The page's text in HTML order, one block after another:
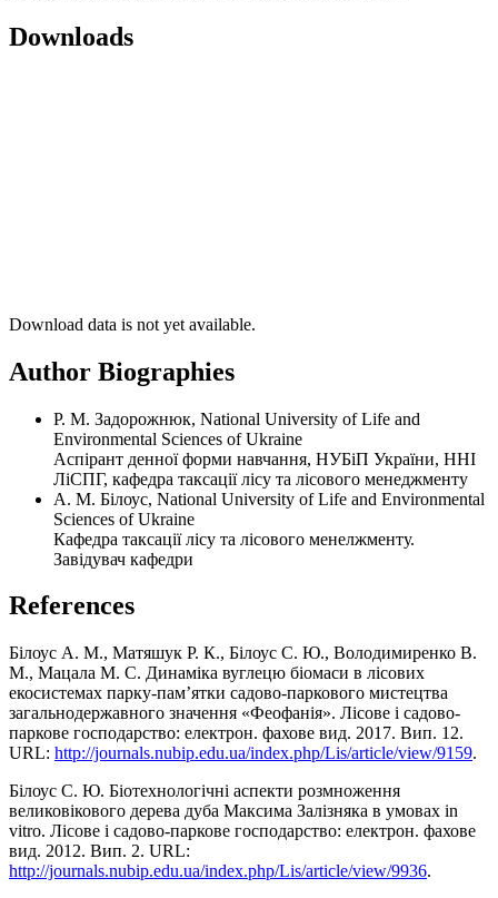
Downloads
Download data is not yet available.
Author Biographies
Р. М. Задорожнюк, National University of Life and
Environmental Sciences of Ukraine
Аспірант денної форми навчання, НУБіП України, ННІ
ЛіСПГ, кафедра таксації лісу та лісового менеджменту
А. М. Білоус, National University of Life and Environmental
Sciences of Ukraine
Кафедра таксації лісу та лісового менелжменту.
Завідувач кафедри
References
Білоус А. М., Матяшук Р. К., Білоус С. Ю., Володимиренко В.
М., Мацала М. С. Динаміка вуглецю біомаси в лісових
екосистемах парку-пам’ятки садово-паркового мистецтва
загальнодержавного значення «Феофанія». Лісове і садово-
паркове господарство: електрон. фахове вид. 2017. Вип. 12.
URL: http://journals.nubip.edu.ua/index.php/Lis/article/view/9159.
Білоус С. Ю. Біотехнологічні аспекти розмноження
великовікового дерева дуба Максима Залізняка в умовах in
vitro. Лісове і садово-паркове господарство: електрон. фахове
вид. 2012. Вип. 2. URL:
http://journals.nubip.edu.ua/index.php/Lis/article/view/9936.